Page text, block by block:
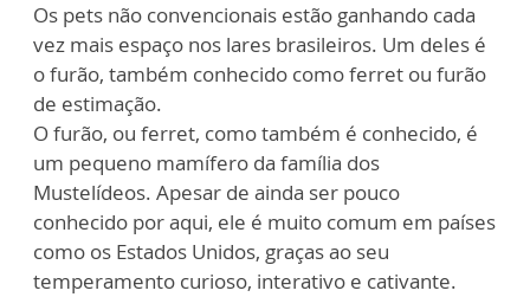
Os pets não convencionais estão ganhando cada
vez mais espaço nos lares brasileiros. Um deles é
o furão, também conhecido como ferret ou furão
de estimação.
O furão, ou ferret, como também é conhecido, é
um pequeno mamífero da família dos
Mustelídeos. Apesar de ainda ser pouco
conhecido por aqui, ele é muito comum em países
como os Estados Unidos, graças ao seu
temperamento curioso, interativo e cativante.